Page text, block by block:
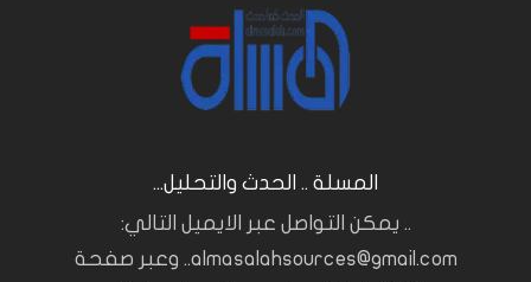
المسلة .. الحدث والتحليل...
.. يمكن التواصل عبر الايميل التالي:
almasalahsources@gmail.com.. وعبر صفحة